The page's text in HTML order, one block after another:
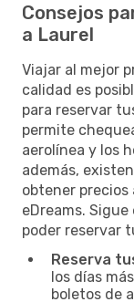
Consejos
a Laurel
Viajar al mejor
calidad es
para reservar
permite
aerolínea y los
además,
obtener precios
eDreams.
poder reservar
Reserva
los días
boletos de